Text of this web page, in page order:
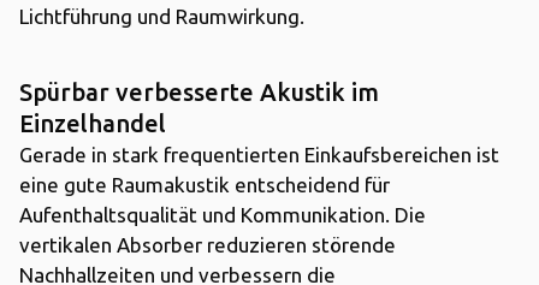
Lichtführung und Raumwirkung.
Spürbar verbesserte Akustik im
Einzelhandel
Gerade in stark frequentierten Einkaufsbereichen ist
eine gute Raumakustik entscheidend für
Aufenthaltsqualität und Kommunikation. Die
vertikalen Absorber reduzieren störende
Nachhallzeiten und verbessern die